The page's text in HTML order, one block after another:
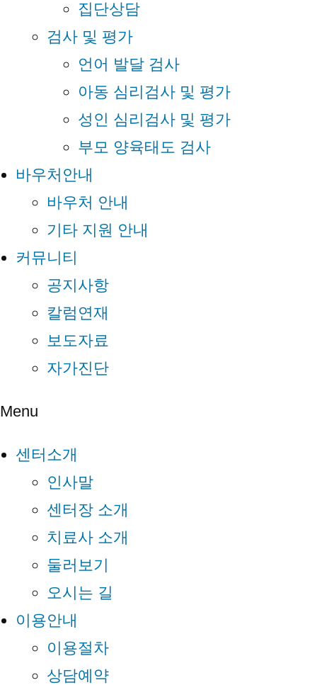
집단상담
검사 및 평가
언어 발달 검사
아동 심리검사 및 평가
성인 심리검사 및 평가
부모 양육태도 검사
바우처안내
바우처 안내
기타 지원 안내
커뮤니티
공지사항
칼럼연재
보도자료
자가진단
Menu
센터소개
인사말
센터장 소개
치료사 소개
둘러보기
오시는 길
이용안내
이용절차
상담예약